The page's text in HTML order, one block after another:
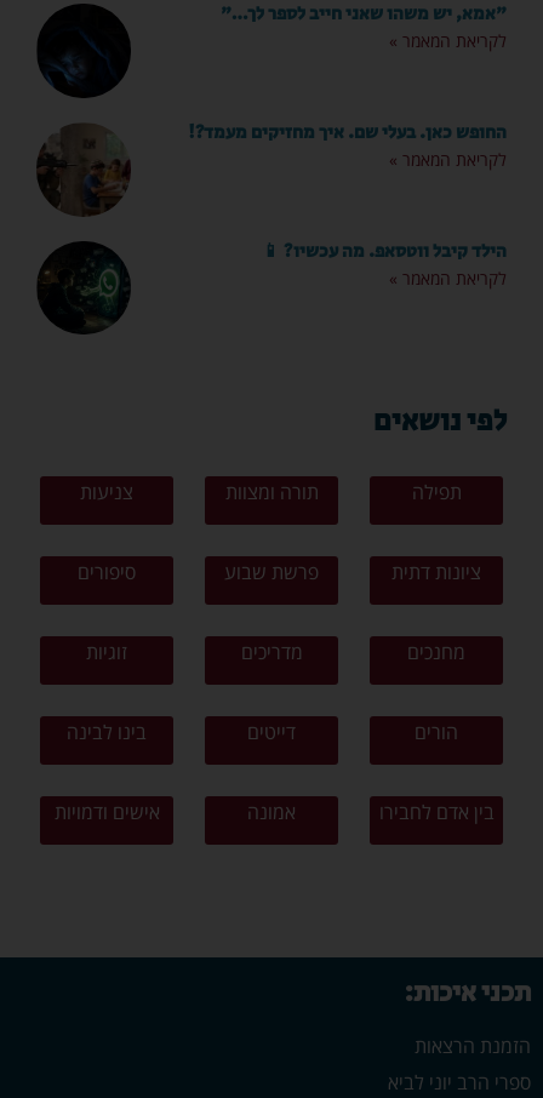
"אמא, יש משהו שאני חייב לספר לך…"
לקריאת המאמר »
החופש כאן. בעלי שם. איך מחזיקים מעמד?!
לקריאת המאמר »
הילד קיבל ווטסאפ. מה עכשיו? 📱
לקריאת המאמר »
לפי נושאים
תפילה תורה ומצוות צניעות
ציונות דתית פרשת שבוע סיפורים
מחנכים מדריכים זוגיות
הורים דייטים בינו לבינה
בין אדם לחבירו אמונה אישים ודמויות
תכני איכות:
הזמנת הרצאות
ספרי הרב יוני לביא